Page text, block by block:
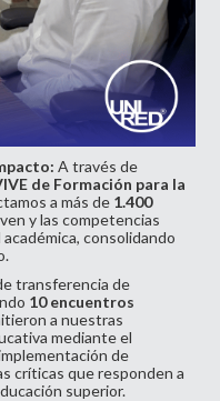
A través de
de Formación para la
a más de 1.400
y las competencias
consolidando
transferencia de
10 encuentros
a nuestras
mediante el
de
críticas que responden a
superior.